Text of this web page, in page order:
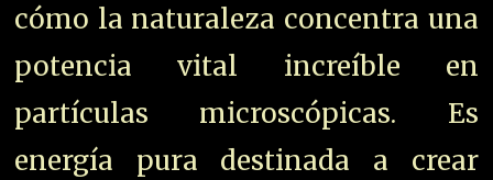
cómo la naturaleza concentra una
potencia vital increíble en
partículas microscópicas. Es
energía pura destinada a crear